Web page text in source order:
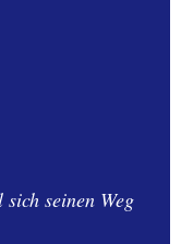
seinen Weg